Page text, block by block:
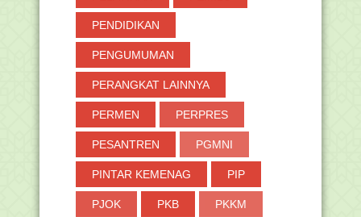
PENDIDIKAN
PENGUMUMAN
PERANGKAT LAINNYA
PERMEN PERPRES
PESANTREN PGMNI
PINTAR KEMENAG PIP
PJOK PKB PKKM